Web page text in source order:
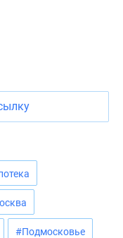
#Подмосковье